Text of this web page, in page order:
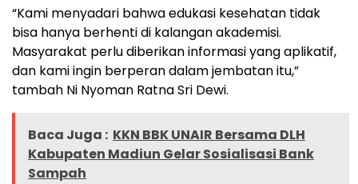
“Kami menyadari bahwa edukasi kesehatan tidak
bisa hanya berhenti di kalangan akademisi.
Masyarakat perlu diberikan informasi yang aplikatif,
dan kami ingin berperan dalam jembatan itu,”
tambah Ni Nyoman Ratna Sri Dewi.
Baca Juga : KKN BBK UNAIR Bersama DLH
Kabupaten Madiun Gelar Sosialisasi Bank
Sampah